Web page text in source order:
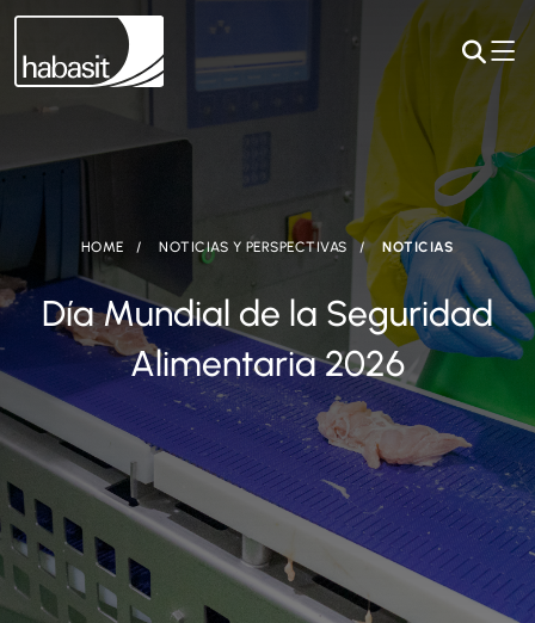
HOME NOTICIAS Y PERSPECTIVAS NOTICIAS
Día Mundial de la Seguridad
Alimentaria 2026